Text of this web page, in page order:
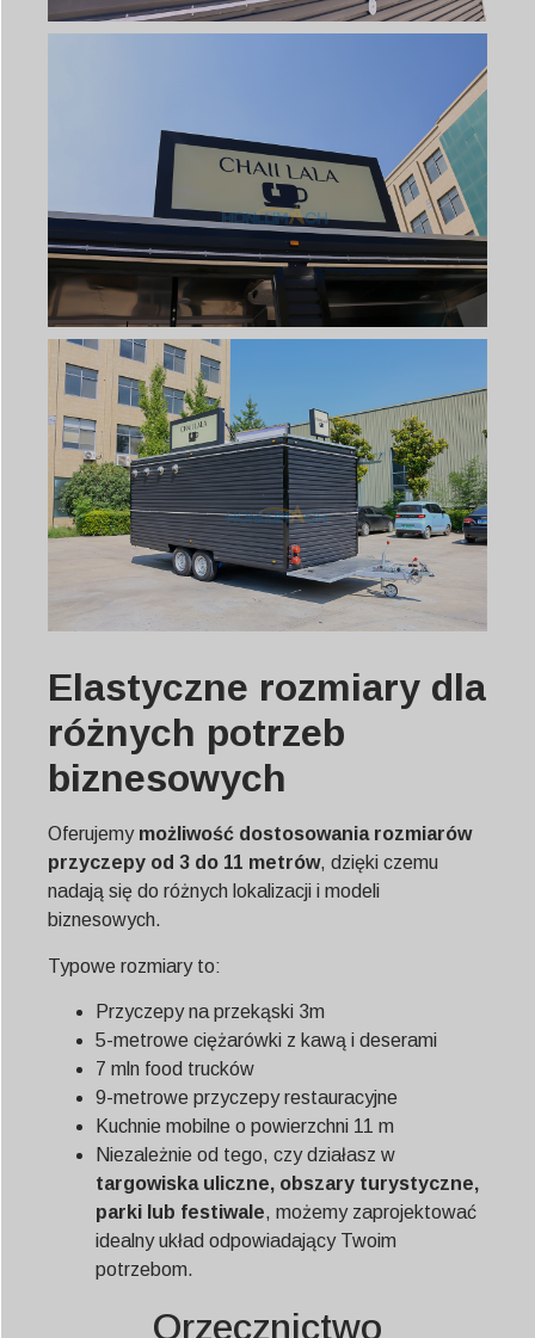
Elastyczne rozmiary dla
różnych potrzeb
biznesowych
Oferujemy możliwość dostosowania rozmiarów
przyczepy od 3 do 11 metrów, dzięki czemu
nadają się do różnych lokalizacji i modeli
biznesowych.
Typowe rozmiary to:
Przyczepy na przekąski 3m
5-metrowe ciężarówki z kawą i deserami
7 mln food trucków
9-metrowe przyczepy restauracyjne
Kuchnie mobilne o powierzchni 11 m
Niezależnie od tego, czy działasz w
targowiska uliczne, obszary turystyczne,
parki lub festiwale, możemy zaprojektować
idealny układ odpowiadający Twoim
potrzebom.
Orzecznictwo